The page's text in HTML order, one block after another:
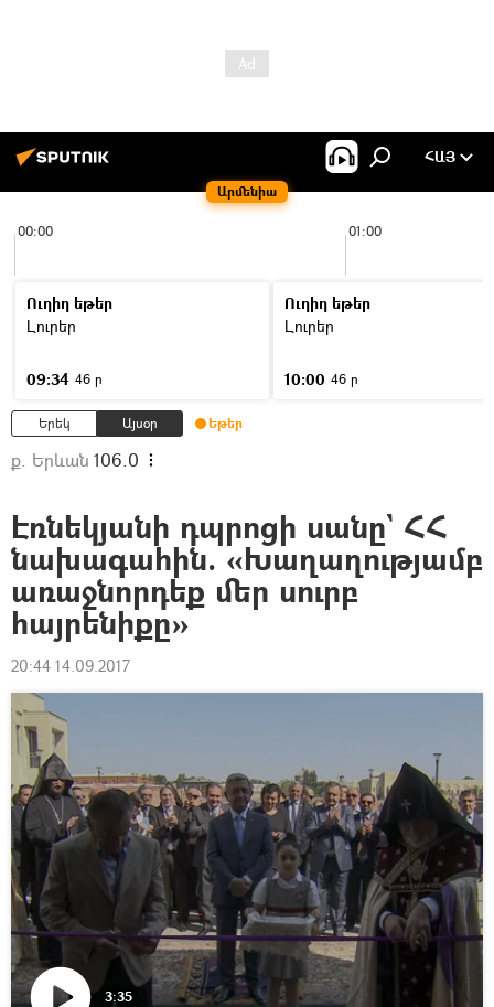
Արմենիա
ՀԱՅ
00:00 01:00
Ուղիղ եթեր
Լուրեր
09:34 46 ր
Ուղիղ եթեր
Լուրեր
10:00 46 ր
Երեկ Այսօր Եթեր
ք. Երևան 106.0
Էռնեկյանի դպրոցի սանը` ՀՀ
նախագահին. «Խաղաղությամբ
առաջնորդեք մեր սուրբ
հայրենիքը»
20:44 14.09.2017
3:35